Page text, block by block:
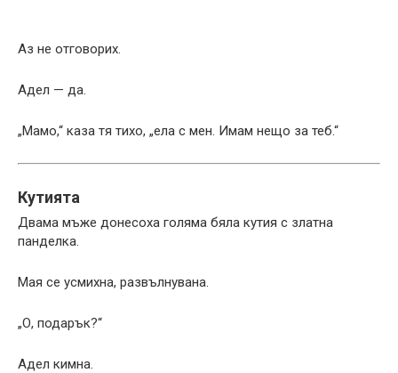
Аз не отговорих.
Адел — да.
„Мамо,“ каза тя тихо, „ела с мен. Имам нещо за теб.“
Кутията
Двама мъже донесоха голяма бяла кутия с златна
панделка.
Мая се усмихна, развълнувана.
„О, подарък?“
Адел кимна.